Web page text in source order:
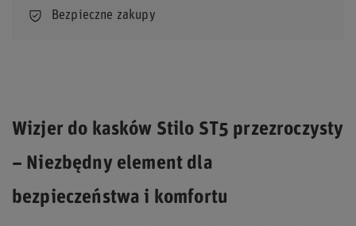
Bezpieczne zakupy
Wizjer do kasków Stilo ST5 przezroczysty
– Niezbędny element dla
bezpieczeństwa i komfortu